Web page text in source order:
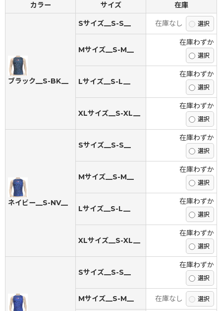
カラー サイズ 在庫
ブラック__S-BK__
Sサイズ__S-S__ 在庫なし
Mサイズ__S-M__
在庫わずか
Lサイズ__S-L__
在庫わずか
XLサイズ__S-XL__
在庫わずか
ネイビー__S-NV__
Sサイズ__S-S__
在庫わずか
Mサイズ__S-M__
在庫わずか
Lサイズ__S-L__
在庫わずか
XLサイズ__S-XL__
在庫わずか
Sサイズ__S-S__
在庫わずか
Mサイズ__S-M__ 在庫なし